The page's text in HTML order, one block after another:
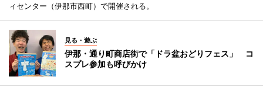
ィセンター（伊那市西町）で開催される。
見る・遊ぶ
伊那・通り町商店街で「ドラ盆おどりフェス」 コ
スプレ参加も呼びかけ